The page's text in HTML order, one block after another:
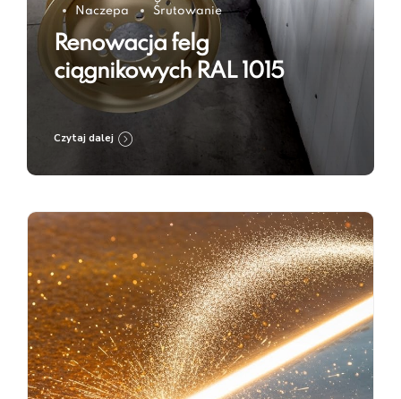
Naczepa
Śrutowanie
Renowacja felg
ciągnikowych RAL 1015
Czytaj dalej